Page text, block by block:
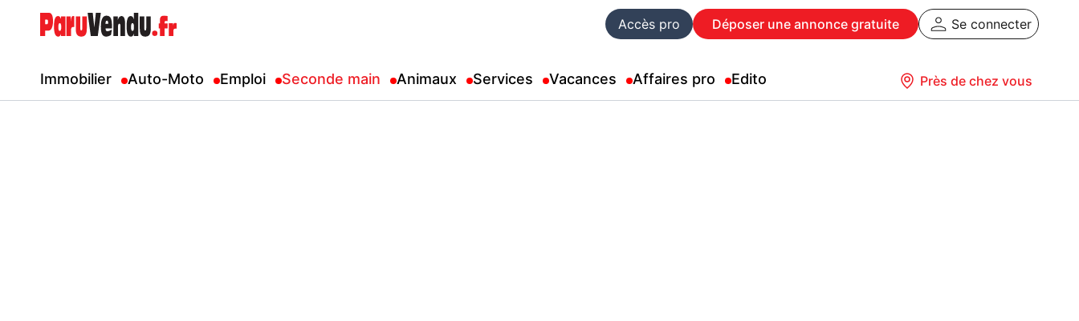
Accès pro Déposer une annonce gratuite Se connecter
Immobilier Auto-Moto Emploi Seconde main Animaux Services Vacances Affaires pro Edito Près de chez vous